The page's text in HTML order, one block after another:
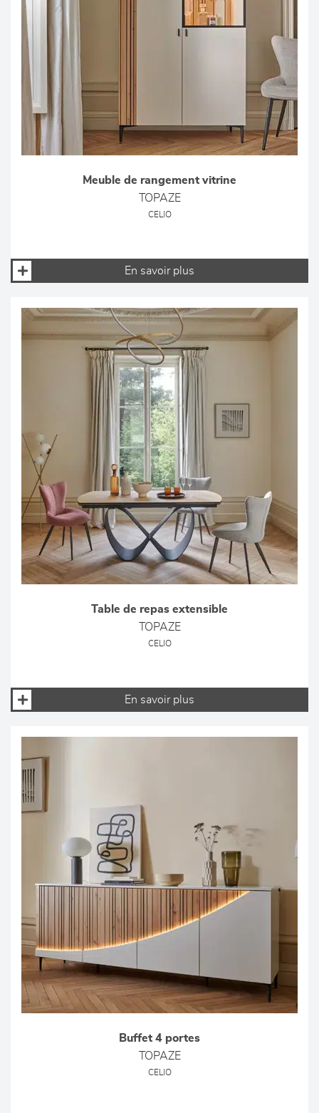
Meuble de rangement vitrine
TOPAZE
CELIO
En savoir plus
Table de repas extensible
TOPAZE
CELIO
En savoir plus
Buffet 4 portes
TOPAZE
CELIO